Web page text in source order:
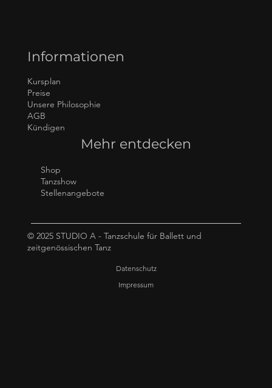
Informationen
Kursplan
Preise
Unsere Philosophie
AGB
Kündigen
Mehr entdecken
Shop
Tanzshow
Stellenangebote
© 2025 STUDIO A - Tanzschule für Ballett und
zeitgenössischen Tanz
Datenschutz
Impressum